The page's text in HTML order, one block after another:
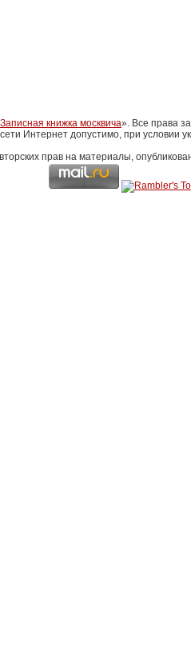
книжка москвича». Все права
Интернет допустимо, при условии
прав на материалы,